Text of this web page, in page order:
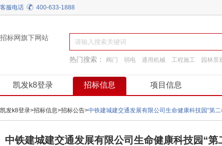
客服电话 400-633-1888
招标网旗下网站
热门搜索： 阀门 弱电 通用机械 工程施工
园林景
凯发k8登录 招标信息 项目信息
凯发k8登录>招标信息>招标公告>中铁建城建交通发展有限公司生命健康科技园“第
中铁建城建交通发展有限公司生命健康科技园“